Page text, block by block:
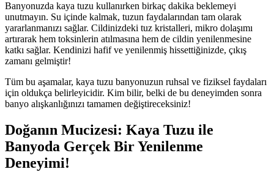
Banyonuzda kaya tuzu kullanırken birkaç dakika beklemeyi
unutmayın. Su içinde kalmak, tuzun faydalarından tam olarak
yararlanmanızı sağlar. Cildinizdeki tuz kristalleri, mikro dolaşımı
artırarak hem toksinlerin atılmasına hem de cildin yenilenmesine
katkı sağlar. Kendinizi hafif ve yenilenmiş hissettiğinizde, çıkış
zamanı gelmiştir!
Tüm bu aşamalar, kaya tuzu banyonuzun ruhsal ve fiziksel faydaları
için oldukça belirleyicidir. Kim bilir, belki de bu deneyimden sonra
banyo alışkanlığınızı tamamen değiştireceksiniz!
Doğanın Mucizesi: Kaya Tuzu ile
Banyoda Gerçek Bir Yenilenme
Deneyimi!